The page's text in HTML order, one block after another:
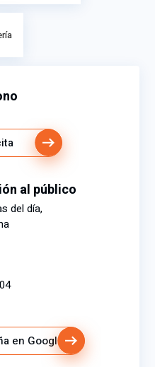
al público
del día,
en Google